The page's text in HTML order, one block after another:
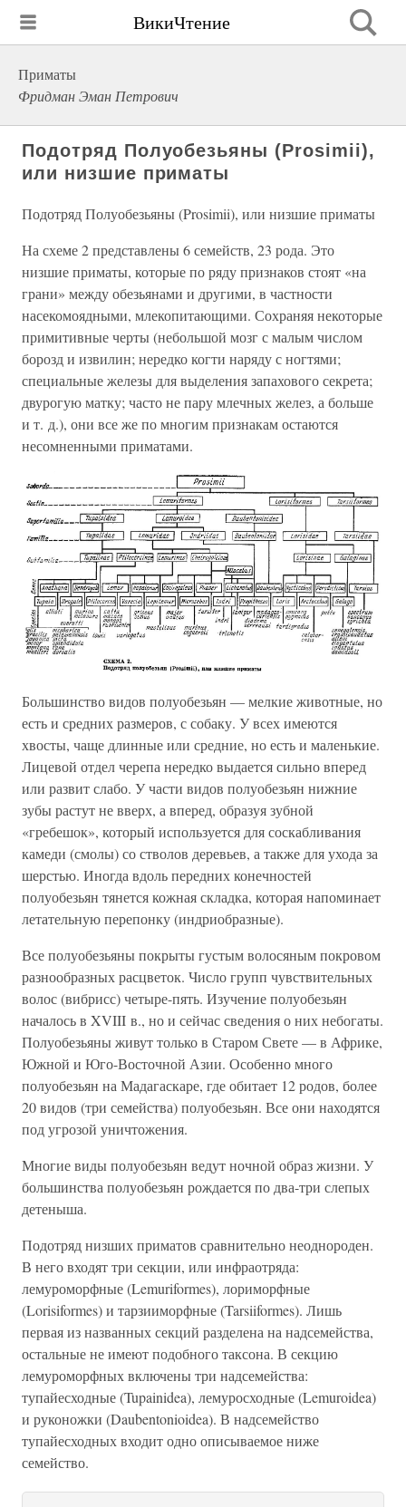
ВикиЧтение
Приматы
Фридман Эман Петрович
Подотряд Полуобезьяны (Prosimii),
или низшие приматы
Подотряд Полуобезьяны (Prosimii), или низшие приматы
На схеме 2 представлены 6 семейств, 23 рода. Это
низшие приматы, которые по ряду признаков стоят «на
грани» между обезьянами и другими, в частности
насекомоядными, млекопитающими. Сохраняя некоторые
примитивные черты (небольшой мозг с малым числом
борозд и извилин; нередко когти наряду с ногтями;
специальные железы для выделения запахового секрета;
двурогую матку; часто не пару млечных желез, а больше
и т. д.), они все же по многим признакам остаются
несомненными приматами.
Большинство видов полуобезьян — мелкие животные, но
есть и средних размеров, с собаку. У всех имеются
хвосты, чаще длинные или средние, но есть и маленькие.
Лицевой отдел черепа нередко выдается сильно вперед
или развит слабо. У части видов полуобезьян нижние
зубы растут не вверх, а вперед, образуя зубной
«гребешок», который используется для соскабливания
камеди (смолы) со стволов деревьев, а также для ухода за
шерстью. Иногда вдоль передних конечностей
полуобезьян тянется кожная складка, которая напоминает
летательную перепонку (индриобразные).
Все полуобезьяны покрыты густым волосяным покровом
разнообразных расцветок. Число групп чувствительных
волос (вибрисс) четыре-пять. Изучение полуобезьян
началось в XVIII в., но и сейчас сведения о них небогаты.
Полуобезьяны живут только в Старом Свете — в Африке,
Южной и Юго-Восточной Азии. Особенно много
полуобезьян на Мадагаскаре, где обитает 12 родов, более
20 видов (три семейства) полуобезьян. Все они находятся
под угрозой уничтожения.
Многие виды полуобезьян ведут ночной образ жизни. У
большинства полуобезьян рождается по два-три слепых
детеныша.
Подотряд низших приматов сравнительно неоднороден.
В него входят три секции, или инфраотряда:
лемуроморфные (Lemuriformes), лориморфные
(Lorisiformes) и тарзииморфные (Tarsiiformes). Лишь
первая из названных секций разделена на надсемейства,
остальные не имеют подобного таксона. В секцию
лемуроморфных включены три надсемейства:
тупайесходные (Tupainidea), лемуросходные (Lemuroidea)
и руконожки (Daubentonioidea). В надсемейство
тупайесходных входит одно описываемое ниже
семейство.